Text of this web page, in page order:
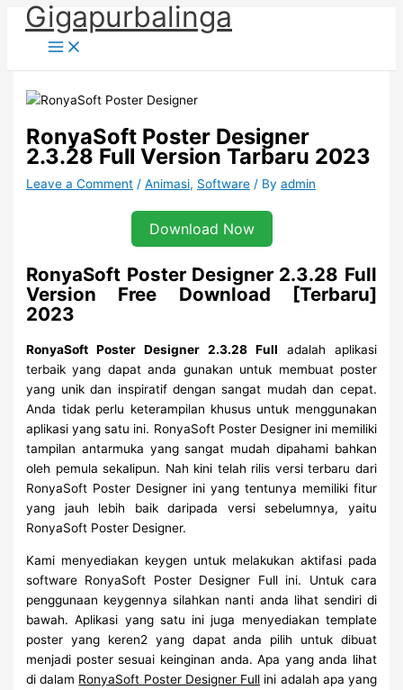
Skip
content
Gigapurbalinga
RonyaSoft Poster Designer
2.3.28 Full Version Tarbaru 2023
Leave a Comment /Animasi, Software / Byadmin
Download Now
RonyaSoft Poster Designer 2.3.28 Full
Version Free Download [Terbaru]
2023
RonyaSoft Poster Designer 2.3.28 Full adalah aplikasi
terbaik yang dapat anda gunakan untuk membuat poster
yang unik dan inspiratif dengan sangat mudah dan cepat.
Anda tidak perlu keterampilan khusus untuk menggunakan
aplikasi yang satu ini. RonyaSoft Poster Designer ini memiliki
tampilan antarmuka yang sangat mudah dipahami bahkan
oleh pemula sekalipun. Nah kini telah rilis versi terbaru dari
RonyaSoft Poster Designer ini yang tentunya memiliki fitur
yang jauh lebih baik daripada versi sebelumnya, yaitu
RonyaSoft Poster Designer.
Kami menyediakan keygen untuk melakukan aktifasi pada
software RonyaSoft Poster Designer Full ini. Untuk cara
penggunaan keygennya silahkan nanti anda lihat sendiri di
bawah. Aplikasi yang satu ini juga menyediakan template
poster yang keren2 yang dapat anda pilih untuk dibuat
menjadi poster sesuai keinginan anda. Apa yang anda lihat
di dalam RonyaSoft Poster Designer Full ini adalah apa yang